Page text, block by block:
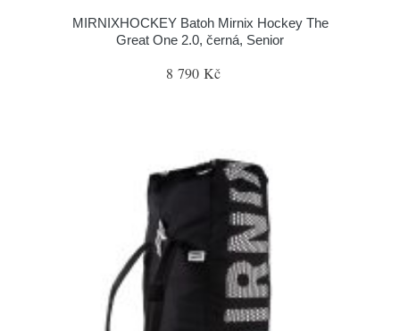
MIRNIXHOCKEY Batoh Mirnix Hockey The
Great One 2.0, černá, Senior
8 790 Kč